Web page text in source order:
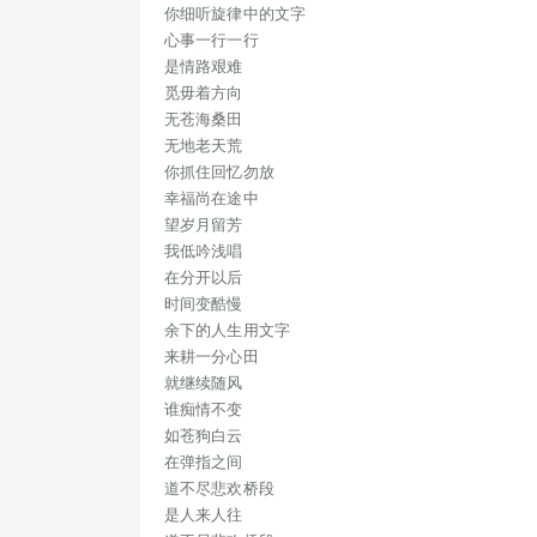
你细听旋律中的文字
心事一行一行
是情路艰难
觅毋着方向
无苍海桑田
无地老天荒
你抓住回忆勿放
幸福尚在途中
望岁月留芳
我低吟浅唱
在分开以后
时间变酷慢
余下的人生用文字
来耕一分心田
就继续随风
谁痴情不变
如苍狗白云
在弹指之间
道不尽悲欢桥段
是人来人往